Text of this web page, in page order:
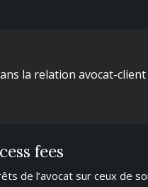
la relation avocat-
fees
de l’avocat sur ceux de